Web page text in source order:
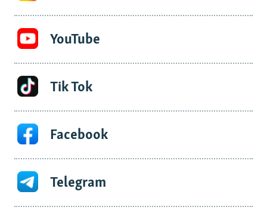
YouTube
Tik Tok
Facebook
Telegram